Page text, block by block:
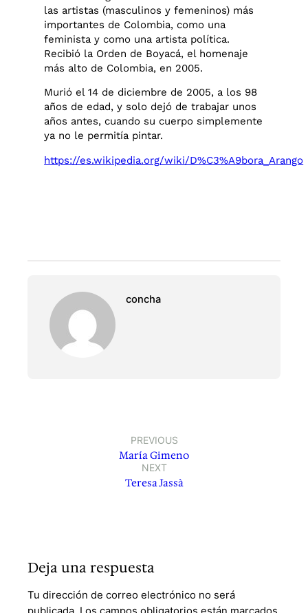
las artistas (masculinos y femeninos) más
importantes de Colombia, como una
feminista y como una artista política.
Recibió la Orden de Boyacá, el homenaje
más alto de Colombia, en 2005.
Murió el 14 de diciembre de 2005, a los 98
años de edad, y solo dejó de trabajar unos
años antes, cuando su cuerpo simplemente
ya no le permitía pintar.
https://es.wikipedia.org/wiki/D%C3%A9bora_Arango
concha
PREVIOUS
María Gimeno
NEXT
Teresa Jassà
Deja una respuesta
Tu dirección de correo electrónico no será